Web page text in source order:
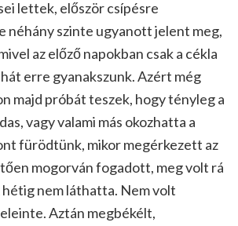
lettek, először csípésre
néhány szinte ugyanott jelent meg,
az előző napokban csak a cékla
erre gyanakszunk. Azért még
majd próbát teszek, hogy tényleg a
vagy valami más okozhatta a
fürödtünk, mikor megérkezett az
mogorván fogadott, meg volt rá
nem láthatta. Nem volt
Aztán megbékélt,